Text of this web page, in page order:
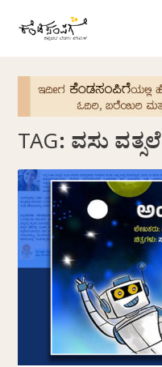
TAG: ವಸು ವತ್ಸಲೆ